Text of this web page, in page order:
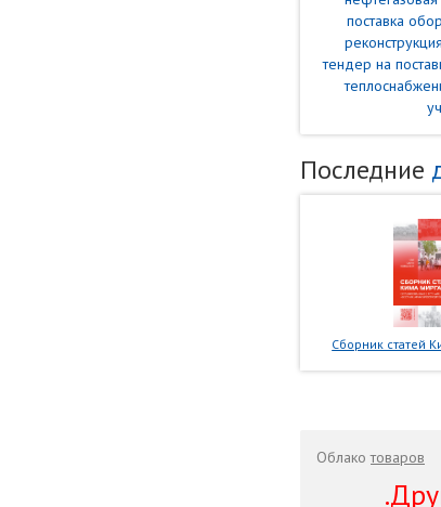
поставка
реконструкция
тендер на
Последние
Сборник статей
Облакотоваров